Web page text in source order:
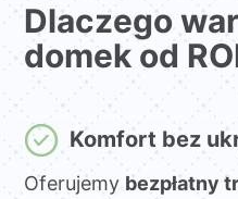
Dlaczego
domek od
Komfort bez
Oferujemybezpłatny